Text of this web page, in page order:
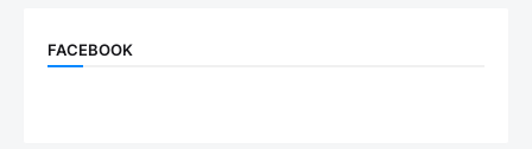
FACEBOOK